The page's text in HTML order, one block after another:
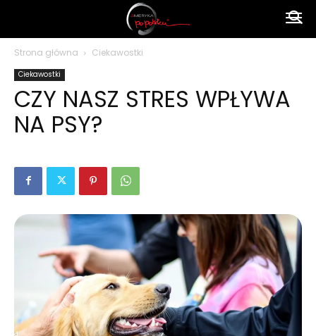
Strona główna Ciekawostki
Ciekawostki
CZY NASZ STRES WPŁYWA
NA PSY?